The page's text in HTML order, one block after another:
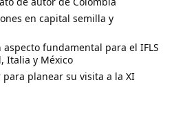
en capital semilla y
fundamental para el IFLS
Italia y México
planear su visita a la XI